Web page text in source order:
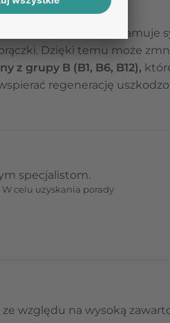
(NLPZ).
Hamuje
Dzięki temu może
z grupy B (B1, B6, B12),
regenerację
specjalistom.
celu uzyskania porady
względu na wysoką